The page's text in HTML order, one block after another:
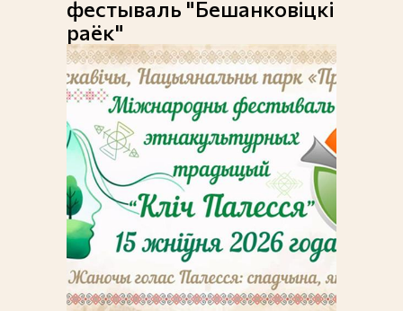
фестываль "Бешанковіцкі
раёк"